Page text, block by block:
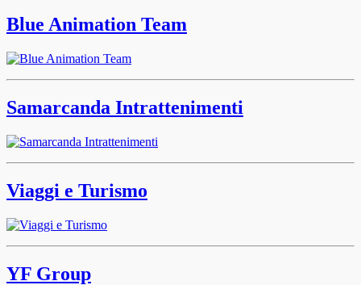
Blue Animation Team
Samarcanda Intrattenimenti
Viaggi e Turismo
YF Group